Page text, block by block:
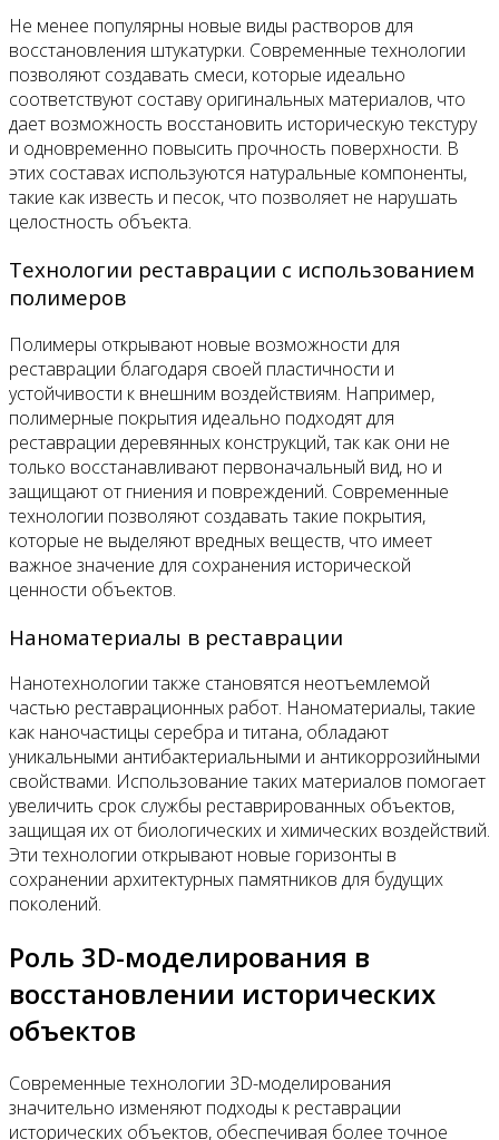
Не менее популярны новые виды растворов для
восстановления штукатурки. Современные технологии
позволяют создавать смеси, которые идеально
соответствуют составу оригинальных материалов, что
дает возможность восстановить историческую текстуру
и одновременно повысить прочность поверхности. В
этих составах используются натуральные компоненты,
такие как известь и песок, что позволяет не нарушать
целостность объекта.
Технологии реставрации с использованием
полимеров
Полимеры открывают новые возможности для
реставрации благодаря своей пластичности и
устойчивости к внешним воздействиям. Например,
полимерные покрытия идеально подходят для
реставрации деревянных конструкций, так как они не
только восстанавливают первоначальный вид, но и
защищают от гниения и повреждений. Современные
технологии позволяют создавать такие покрытия,
которые не выделяют вредных веществ, что имеет
важное значение для сохранения исторической
ценности объектов.
Наноматериалы в реставрации
Нанотехнологии также становятся неотъемлемой
частью реставрационных работ. Наноматериалы, такие
как наночастицы серебра и титана, обладают
уникальными антибактериальными и антикоррозийными
свойствами. Использование таких материалов помогает
увеличить срок службы реставрированных объектов,
защищая их от биологических и химических воздействий.
Эти технологии открывают новые горизонты в
сохранении архитектурных памятников для будущих
поколений.
Роль 3D-моделирования в
восстановлении исторических
объектов
Современные технологии 3D-моделирования
значительно изменяют подходы к реставрации
исторических объектов, обеспечивая более точное